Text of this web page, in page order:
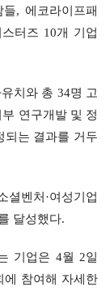
, 에코라이프패
터즈 10개 기업
치와 총 34명 고
연구개발 및 정
되는 결과를 거두
셜벤처·여성기업
달성했다.
기업은 4월 2일
에 참여해 자세한